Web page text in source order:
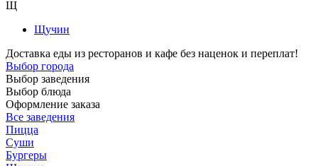
Щ
Щучин
Доставка еды из ресторанов и кафе без наценок и переплат!
Выбор города
Выбор заведения
Выбор блюда
Оформление заказа
Все заведения
Пицца
Суши
Бургеры